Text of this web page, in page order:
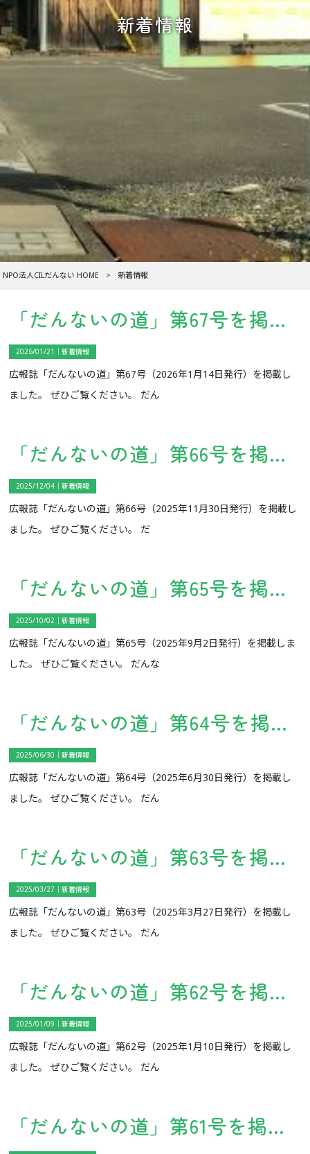
新着情報
NPO法人CILだんない HOME > 新着情報
「だんないの道」第67号を掲載しました。
2026/01/21｜新着情報
広報誌「だんないの道」第67号（2026年1月14日発行）を掲載し
ました。 ぜひご覧ください。 だん
「だんないの道」第66号を掲載しました。
2025/12/04｜新着情報
広報誌「だんないの道」第66号（2025年11月30日発行）を掲載し
ました。 ぜひご覧ください。 だ
「だんないの道」第65号を掲載しました。
2025/10/02｜新着情報
広報誌「だんないの道」第65号（2025年9月2日発行）を掲載しま
した。 ぜひご覧ください。 だんな
「だんないの道」第64号を掲載しました。
2025/06/30｜新着情報
広報誌「だんないの道」第64号（2025年6月30日発行）を掲載し
ました。 ぜひご覧ください。 だん
「だんないの道」第63号を掲載しました。
2025/03/27｜新着情報
広報誌「だんないの道」第63号（2025年3月27日発行）を掲載し
ました。 ぜひご覧ください。 だん
「だんないの道」第62号を掲載しました。
2025/01/09｜新着情報
広報誌「だんないの道」第62号（2025年1月10日発行）を掲載し
ました。 ぜひご覧ください。 だん
「だんないの道」第61号を掲載しました。